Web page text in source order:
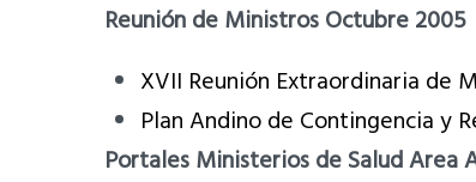
Reunión de Ministros Octubre 2005
XVII Reunión Extraordinaria de
Plan Andino de Contingencia y
Portales Ministerios de Salud Area